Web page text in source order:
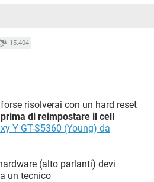
15.404
risolverai con un hard reset
di reimpostare il cell
Y GT-S5360 (Young) da
(alto parlanti) devi
un tecnico